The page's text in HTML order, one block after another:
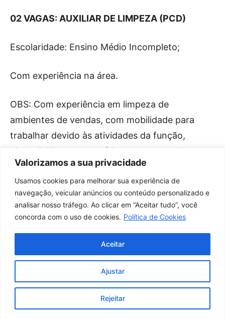
Valorizamos a sua privacidade
Usamos cookies para melhorar sua experiência de
navegação, veicular anúncios ou conteúdo personalizado e
analisar nosso tráfego. Ao clicar em “Aceitar tudo”, você
concorda com o uso de cookies. Política de Cookies
Ajustar
Rejeitar
Aceitar
02 VAGAS: AUXILIAR DE LIMPEZA (PCD)
Escolaridade: Ensino Médio Incompleto;
Com experiência na área.
OBS: Com experiência em limpeza de
ambientes de vendas, com mobilidade para
trabalhar devido às atividades da função,
disponibilidade de horário, documentação
completa, currículo e laudo médico atualizado.
01 VAGA: AUXILIAR ADMINISTRATIVO (PCD)
Escolaridade: Ensino Médio Completo;
Primeiro emprego
OBS: Ter boa comunicação, habilidade para
trabalho em equipe e mobilidade para trabalhar
devido às atividades da função, ter